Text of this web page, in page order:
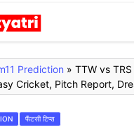
Prediction » TTW vs
Cricket, Pitch Report,
T1O
फैंटसी टिप्स